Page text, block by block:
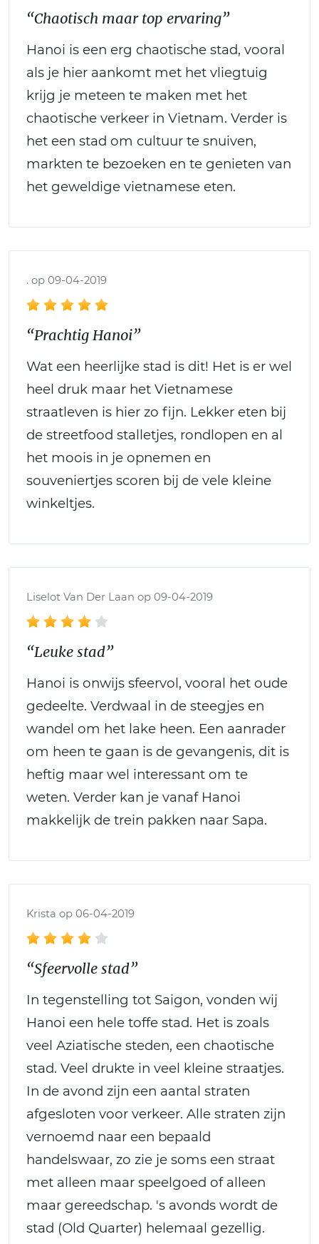
“Chaotisch maar top ervaring”
Hanoi is een erg chaotische stad, vooral
als je hier aankomt met het vliegtuig
krijg je meteen te maken met het
chaotische verkeer in Vietnam. Verder is
het een stad om cultuur te snuiven,
markten te bezoeken en te genieten van
het geweldige vietnamese eten.
. op 09-04-2019
“Prachtig Hanoi”
Wat een heerlijke stad is dit! Het is er wel
heel druk maar het Vietnamese
straatleven is hier zo fijn. Lekker eten bij
de streetfood stalletjes, rondlopen en al
het moois in je opnemen en
souveniertjes scoren bij de vele kleine
winkeltjes.
Liselot Van Der Laan op 09-04-2019
“Leuke stad”
Hanoi is onwijs sfeervol, vooral het oude
gedeelte. Verdwaal in de steegjes en
wandel om het lake heen. Een aanrader
om heen te gaan is de gevangenis, dit is
heftig maar wel interessant om te
weten. Verder kan je vanaf Hanoi
makkelijk de trein pakken naar Sapa.
Krista op 06-04-2019
“Sfeervolle stad”
In tegenstelling tot Saigon, vonden wij
Hanoi een hele toffe stad. Het is zoals
veel Aziatische steden, een chaotische
stad. Veel drukte in veel kleine straatjes.
In de avond zijn een aantal straten
afgesloten voor verkeer. Alle straten zijn
vernoemd naar een bepaald
handelswaar, zo zie je soms een straat
met alleen maar speelgoed of alleen
maar gereedschap. 's avonds wordt de
stad (Old Quarter) helemaal gezellig.